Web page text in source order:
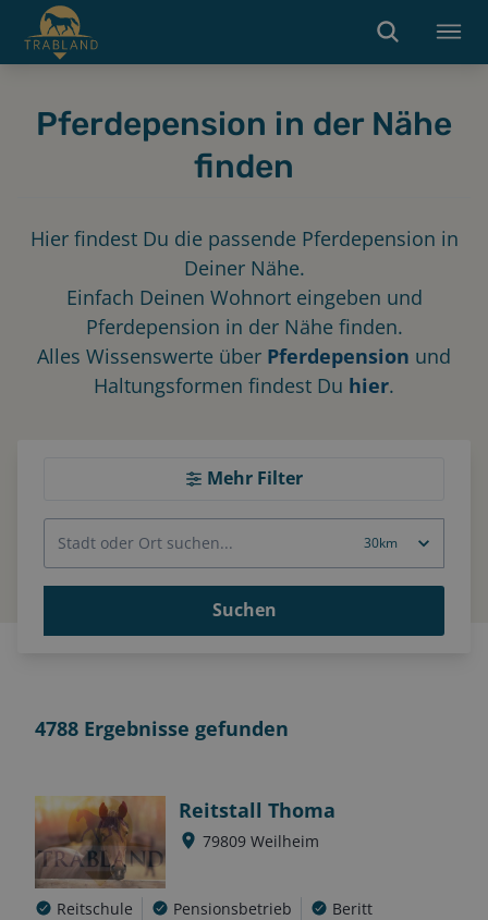
Pferdepension in der Nähe
finden
Hier findest Du die passende Pferdepension in
Deiner Nähe.
Einfach Deinen Wohnort eingeben und
Pferdepension in der Nähe finden.
Alles Wissenswerte über Pferdepension und
Haltungsformen findest Du hier.
Mehr Filter
Suchen
4788 Ergebnisse gefunden
Reitstall Thoma
79809 Weilheim
Reitschule Pensionsbetrieb Beritt